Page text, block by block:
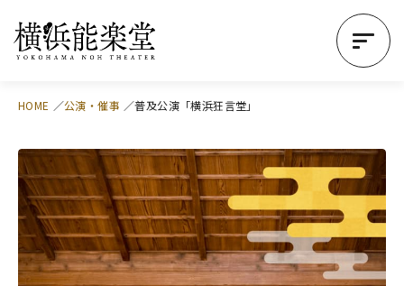
HOME 公演・催事 普及公演「横浜狂言堂」